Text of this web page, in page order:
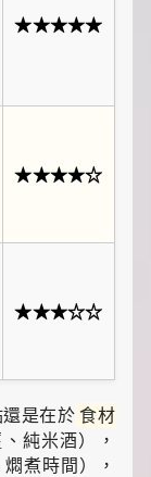
★★★★★
★★★★☆
★★★☆☆
是在於 食材
純米酒），
煮時間），